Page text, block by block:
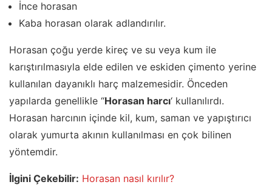
İnce horasan
Kaba horasan olarak adlandırılır.
Horasan çoğu yerde kireç ve su veya kum ile
karıştırılmasıyla elde edilen ve eskiden çimento yerine
kullanılan dayanıklı harç malzemesidir. Önceden
yapılarda genellikle “Horasan harcı‘ kullanılırdı.
Horasan harcının içinde kil, kum, saman ve yapıştırıcı
olarak yumurta akının kullanılması en çok bilinen
yöntemdir.
İlgini Çekebilir: Horasan nasıl kırılır?